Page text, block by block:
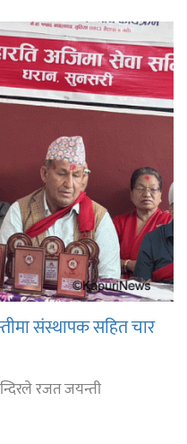
संस्थापक सहित चार
रजत जयन्ती